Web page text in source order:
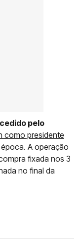
pelo
como presidente
A operação
fixada nos 3
no final da